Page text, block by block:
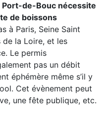
de-Bouc nécessite
de boissons
à Paris, Seine Saint
de la Loire, et les
Le permis
pas un débit
éphémère même s’il y
Cet évènement peut
une fête publique, etc.